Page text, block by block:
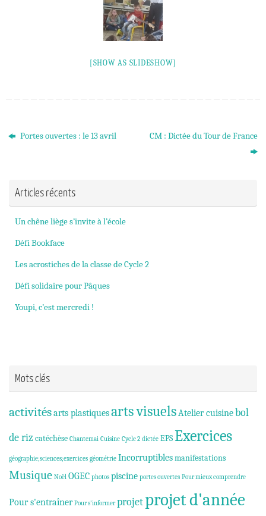
[SHOW AS SLIDESHOW]
Portes ouvertes : le 13 avril CM : Dictée du Tour de France
Articles récents
Un chêne liège s’invite à l’école
Défi Bookface
Les acrostiches de la classe de Cycle 2
Défi solidaire pour Pâques
Youpi, c’est mercredi !
Mots clés
activitésarts plastiquesarts visuels Atelier cuisinebol
de riz catéchèse Chantemai Cuisine Cycle 2 dictée EPSExercices
géographie;sciences;exercices géométrie Incorruptiblesmanifestations
Musique Noël OGEC photos piscine portes ouvertes Pour mieux comprendre
Pour s'entraîner Pour s'informer projetprojet d'année